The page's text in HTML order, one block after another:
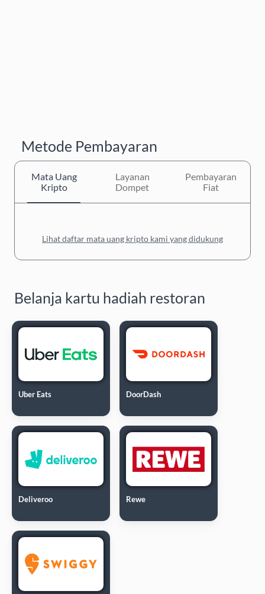
Metode Pembayaran
Mata Uang
Kripto
Layanan
Dompet
Pembayaran
Fiat
Lihat daftar mata uang kripto kami yang didukung
Belanja kartu hadiah restoran
Uber Eats DoorDash
Deliveroo Rewe